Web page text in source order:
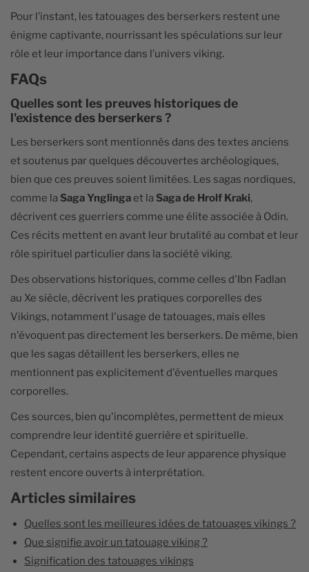
Pour l’instant, les tatouages des berserkers restent une
énigme captivante, nourrissant les spéculations sur leur
rôle et leur importance dans l’univers viking.
FAQs
Quelles sont les preuves historiques de
l'existence des berserkers ?
Les berserkers sont mentionnés dans des textes anciens
et soutenus par quelques découvertes archéologiques,
bien que ces preuves soient limitées. Les sagas nordiques,
comme la Saga Ynglinga et la Saga de Hrolf Kraki,
décrivent ces guerriers comme une élite associée à Odin.
Ces récits mettent en avant leur brutalité au combat et leur
rôle spirituel particulier dans la société viking.
Des observations historiques, comme celles d'Ibn Fadlan
au Xe siècle, décrivent les pratiques corporelles des
Vikings, notamment l'usage de tatouages, mais elles
n'évoquent pas directement les berserkers. De même, bien
que les sagas détaillent les berserkers, elles ne
mentionnent pas explicitement d'éventuelles marques
corporelles.
Ces sources, bien qu'incomplètes, permettent de mieux
comprendre leur identité guerrière et spirituelle.
Cependant, certains aspects de leur apparence physique
restent encore ouverts à interprétation.
Articles similaires
Quelles sont les meilleures idées de tatouages vikings ?
Que signifie avoir un tatouage viking ?
Signification des tatouages vikings